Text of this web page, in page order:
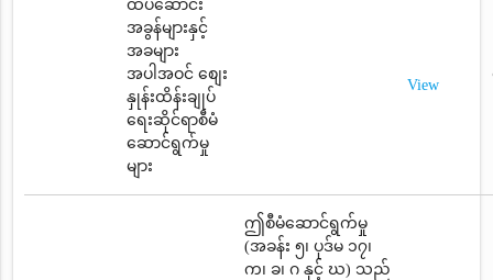
ထပ်ဆောင်း
အခွန်များနှင့်
အခများ
အပါအဝင် စျေး
နှုန်းထိန်းချုပ်
ရေးဆိုင်ရာစီမံ
ဆောင်ရွက်မှု
များ
View
ဤစီမံဆောင်ရွက်မှု
(အခန်း ၅၊ ပုဒ်မ ၁၇၊
က၊ ခ၊ ဂ နှင့် ဃ) သည်